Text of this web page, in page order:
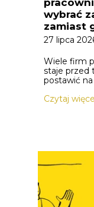
wybrać
zamiast
27 lipca
Wiele firm
staje przed
postawić
Czytaj